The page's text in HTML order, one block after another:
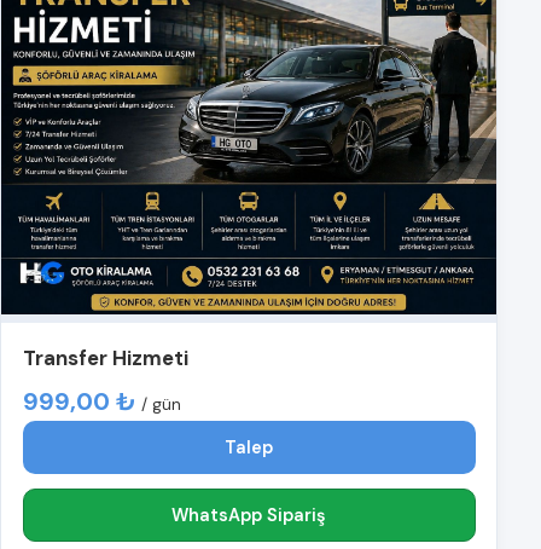
Transfer Hizmeti
999,00 ₺ / gün
Talep
WhatsApp Sipariş